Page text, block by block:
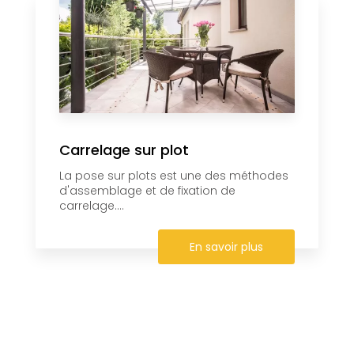
Carrelage sur plot
La pose sur plots est une des méthodes
d'assemblage et de fixation de
carrelage....
En savoir plus